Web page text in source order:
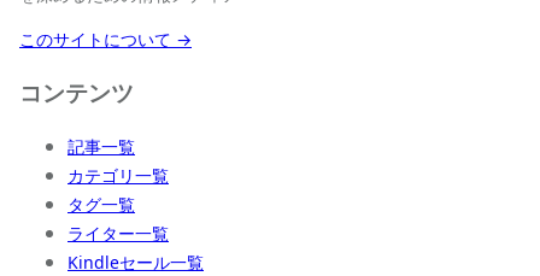
このサイトについて →
コンテンツ
記事一覧
カテゴリ一覧
タグ一覧
ライター一覧
Kindleセール一覧